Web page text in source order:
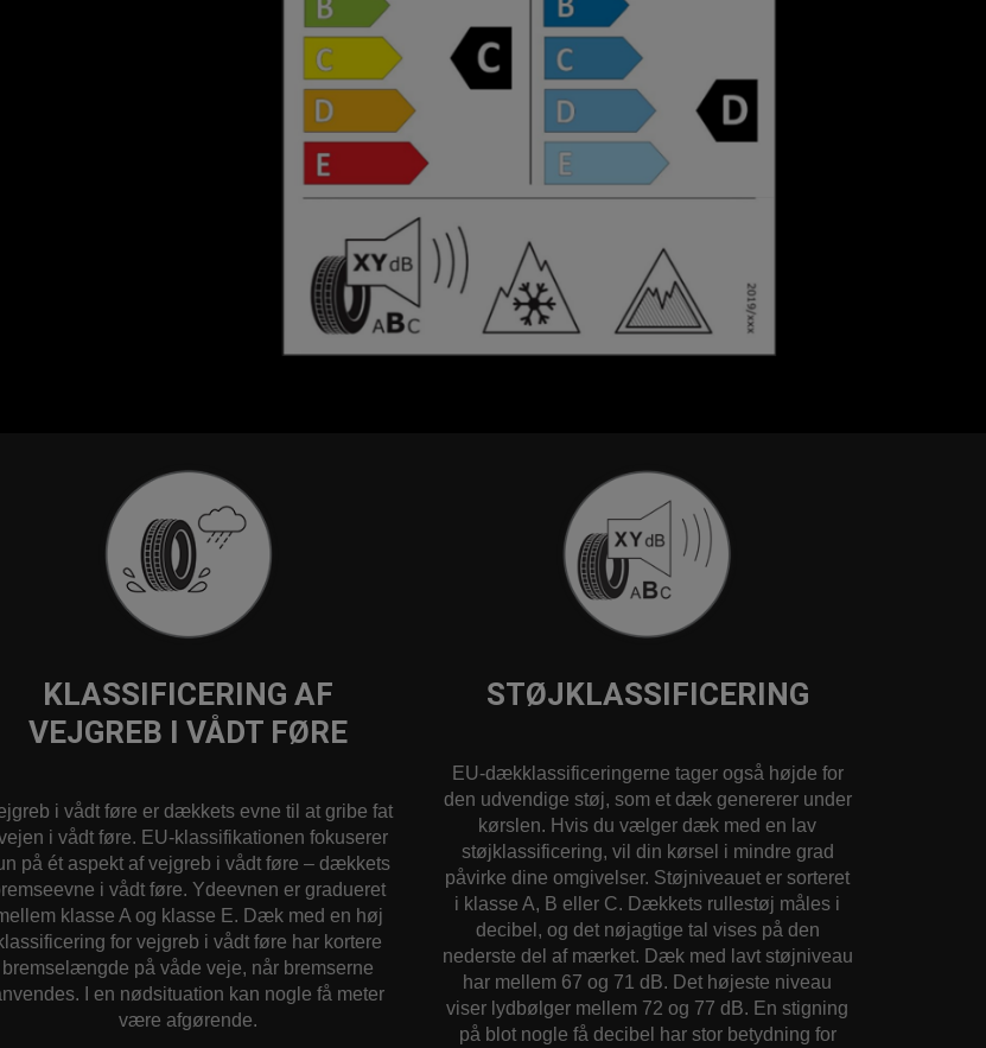
KLASSIFICERING AF
VEJGREB I VÅDT FØRE
i vådt føre er dækkets evne til at gribe fat
i vådt føre. EU-klassifikationen fokuserer
på ét aspekt af vejgreb i vådt føre – dækkets
i vådt føre. Ydeevnen er gradueret
klasse A og klasse E. Dæk med en høj
for vejgreb i vådt føre har kortere
bremselængde på våde veje, når bremserne
I en nødsituation kan nogle få meter
være afgørende.
STØJKLASSIFICERING
EU-dækklassificeringerne tager også højde for
den udvendige støj, som et dæk genererer under
kørslen. Hvis du vælger dæk med en lav
støjklassificering, vil din kørsel i mindre grad
påvirke dine omgivelser. Støjniveauet er sorteret
i klasse A, B eller C. Dækkets rullestøj måles i
decibel, og det nøjagtige tal vises på den
nederste del af mærket. Dæk med lavt støjniveau
har mellem 67 og 71 dB. Det højeste niveau
viser lydbølger mellem 72 og 77 dB. En stigning
på blot nogle få decibel har stor betydning for